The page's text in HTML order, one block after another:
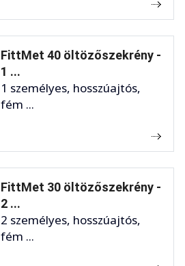
FittMet 40 öltözőszekrény -
1 ...
1 személyes, hosszúajtós,
fém ...
FittMet 30 öltözőszekrény -
2 ...
2 személyes, hosszúajtós,
fém ...